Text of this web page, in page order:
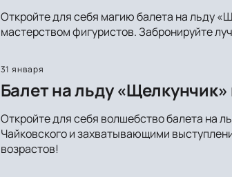
Откройте для себя магию балета на льду
мастерством фигуристов. Забронируйте
31 января
Балет на льду
Откройте для себя волшебство балета на
Чайковского и захватывающими
возрастов!